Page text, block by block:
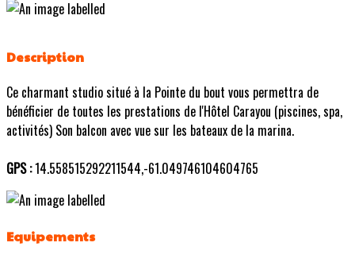
Description
Ce charmant studio situé à la Pointe du bout vous permettra de
bénéficier de toutes les prestations de l'Hôtel Carayou (piscines, spa,
activités) Son balcon avec vue sur les bateaux de la marina.
GPS :14.558515292211544,-61.049746104604765
Equipements